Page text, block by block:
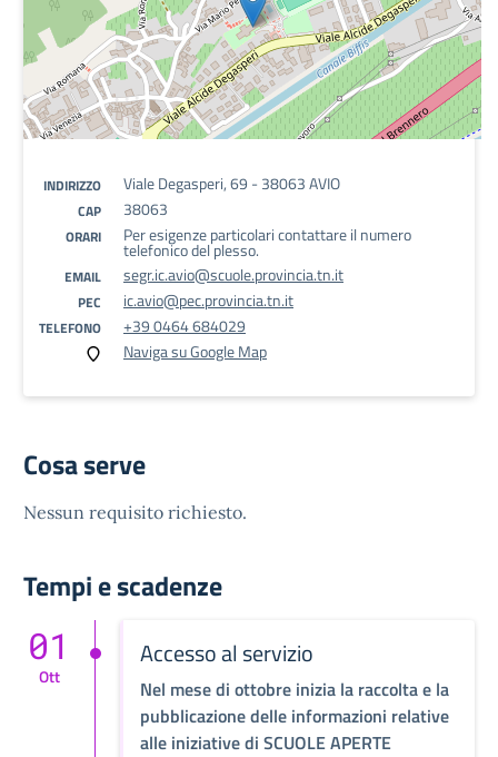
INDIRIZZO Viale Degasperi, 69 - 38063 AVIO
CAP 38063
ORARI Per esigenze particolari contattare il numero
telefonico del plesso.
EMAIL segr.ic.avio@scuole.provincia.tn.it
PEC ic.avio@pec.provincia.tn.it
TELEFONO
+39 0464 684029
Naviga su Google Map
Cosa serve
Nessun requisito richiesto.
Tempi e scadenze
Accesso al servizio
Nel mese di ottobre inizia la raccolta e la
pubblicazione delle informazioni relative
alle iniziative di SCUOLE APERTE
01
Ott